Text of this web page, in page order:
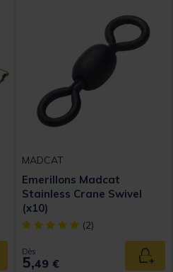
au panier
MADCAT
Emerillons Madcat
Stainless Crane Swivel
(x10)
[object Object] out of 5
(2)
Dès
5,49 €